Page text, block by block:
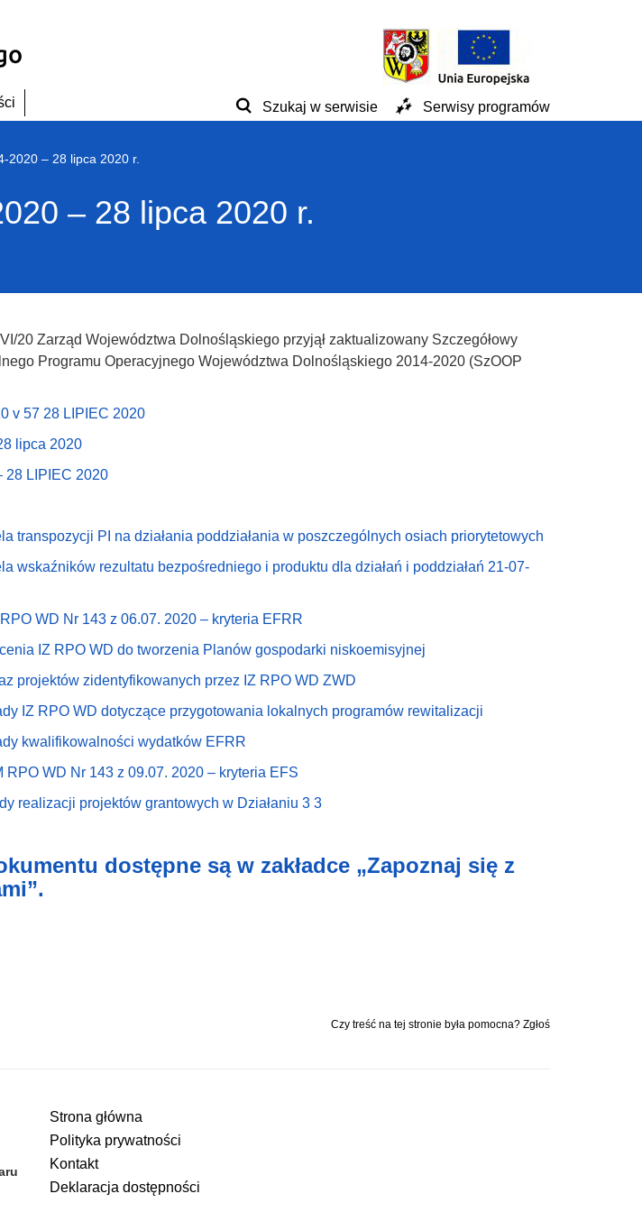
Szukaj w serwisie Serwisy programów
2020 – 28 lipca 2020 r.
– 28 lipca 2020 r.
20 Zarząd Województwa Dolnośląskiego przyjął zaktualizowany Szczegółowy
Programu Operacyjnego Województwa Dolnośląskiego 2014-2020 (SzOOP
v 57 28 LIPIEC 2020
lipca 2020
28 LIPIEC 2020
transpozycji PI na działania poddziałania w poszczególnych osiach priorytetowych
wskaźników rezultatu bezpośredniego i produktu dla działań i poddziałań 21-07-
WD Nr 143 z 06.07. 2020 – kryteria EFRR
IZ RPO WD do tworzenia Planów gospodarki niskoemisyjnej
projektów zidentyfikowanych przez IZ RPO WD ZWD
IZ RPO WD dotyczące przygotowania lokalnych programów rewitalizacji
kwalifikowalności wydatków EFRR
RPO WD Nr 143 z 09.07. 2020 – kryteria EFS
realizacji projektów grantowych w Działaniu 3 3
dostępne są w zakładce „Zapoznaj się z
Czy treść na tej stronie była pomocna? Zgłoś
Strona główna
Polityka prywatności
Kontakt
Deklaracja dostępności